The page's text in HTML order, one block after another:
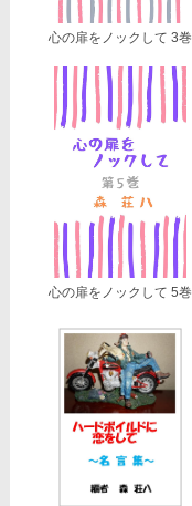
心の扉をノックして 3巻
心の扉をノックして 5巻